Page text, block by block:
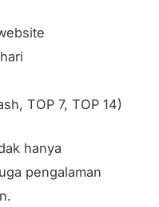
TOP 7, TOP 14)
hanya
pengalaman